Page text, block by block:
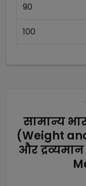
90
100
सामान्य
(Weight
और